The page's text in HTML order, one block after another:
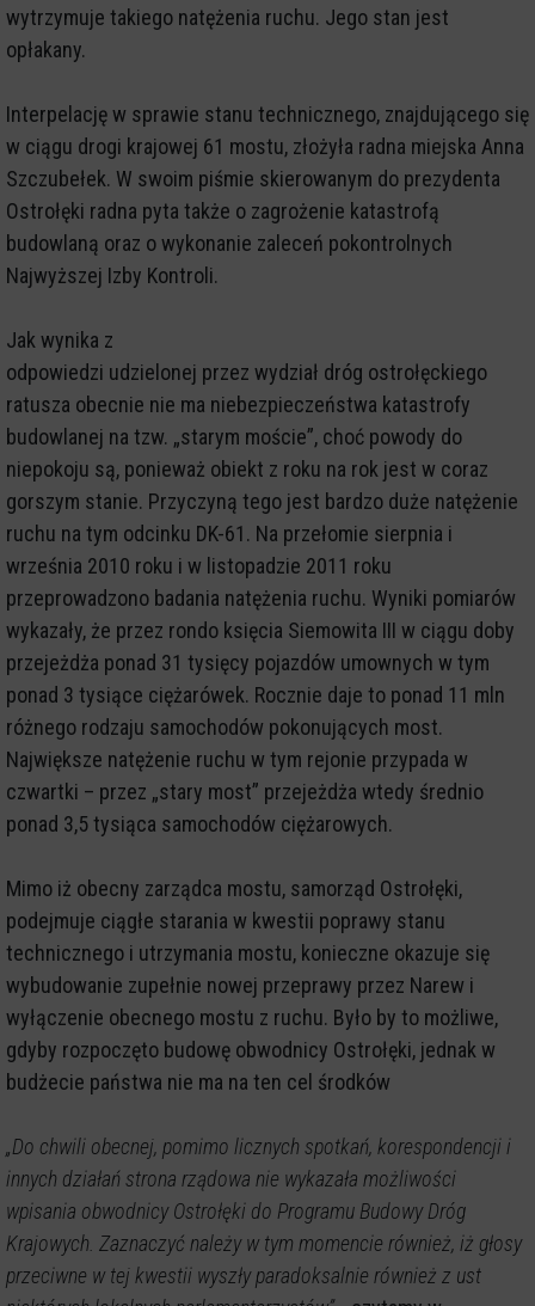
wytrzymuje takiego natężenia ruchu. Jego stan jest
opłakany.
Interpelację w sprawie stanu technicznego, znajdującego się
w ciągu drogi krajowej 61 mostu, złożyła radna miejska Anna
Szczubełek. W swoim piśmie skierowanym do prezydenta
Ostrołęki radna pyta także o zagrożenie katastrofą
budowlaną oraz o wykonanie zaleceń pokontrolnych
Najwyższej Izby Kontroli.
Jak wynika z
odpowiedzi udzielonej przez wydział dróg ostrołęckiego
ratusza obecnie nie ma niebezpieczeństwa katastrofy
budowlanej na tzw. „starym moście”, choć powody do
niepokoju są, ponieważ obiekt z roku na rok jest w coraz
gorszym stanie. Przyczyną tego jest bardzo duże natężenie
ruchu na tym odcinku DK-61. Na przełomie sierpnia i
września 2010 roku i w listopadzie 2011 roku
przeprowadzono badania natężenia ruchu. Wyniki pomiarów
wykazały, że przez rondo księcia Siemowita III w ciągu doby
przejeżdża ponad 31 tysięcy pojazdów umownych w tym
ponad 3 tysiące ciężarówek. Rocznie daje to ponad 11 mln
różnego rodzaju samochodów pokonujących most.
Największe natężenie ruchu w tym rejonie przypada w
czwartki – przez „stary most” przejeżdża wtedy średnio
ponad 3,5 tysiąca samochodów ciężarowych.
Mimo iż obecny zarządca mostu, samorząd Ostrołęki,
podejmuje ciągłe starania w kwestii poprawy stanu
technicznego i utrzymania mostu, konieczne okazuje się
wybudowanie zupełnie nowej przeprawy przez Narew i
wyłączenie obecnego mostu z ruchu. Było by to możliwe,
gdyby rozpoczęto budowę obwodnicy Ostrołęki, jednak w
budżecie państwa nie ma na ten cel środków
„Do chwili obecnej, pomimo licznych spotkań, korespondencji i
innych działań strona rządowa nie wykazała możliwości
wpisania obwodnicy Ostrołęki do Programu Budowy Dróg
Krajowych. Zaznaczyć należy w tym momencie również, iż głosy
przeciwne w tej kwestii wyszły paradoksalnie również z ust